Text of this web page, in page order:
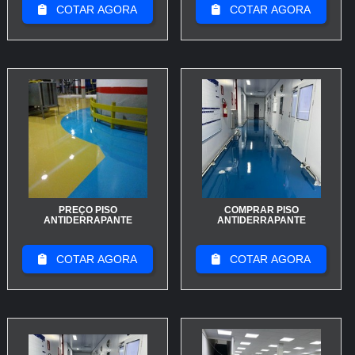
tolerem limpeza por pressão. Assim, você reduz
abrasão e capacidade de escoamento de fluidos:
pavers antiderrapantes, epóxi com agregado específico
ou concreto usinado texturizado. Na garagem há carga
de veículos e manchas de óleo; um piso antiderrapante
com porosidade baixa e limpeza fácil mantém
aderência mesmo com contaminantes. Instale juntas
adequadas para evitar fissuras e prefira revestimentos
que permitam retoques locais.
No banheiro priorize pisos com microtextura e rampa
de atrito confortável para pés descalços: porcelanato
técnico antiderrapante, cerâmica LRV adequada e
funcionam bem. Como banheiro fica exposto à água
constante, combine piso antiderrapante com ralo bem
COTAR AGORA COTAR AGORA
PREÇO PISO
ANTIDERRAPANTE
COTAR AGORA
COMPRAR PISO
ANTIDERRAPANTE
COTAR AGORA